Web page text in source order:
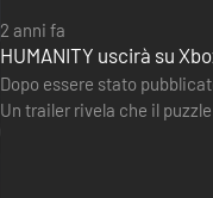
2 anni fa
HUMANITY uscirà su
Dopo essere stato
Un trailer rivela che il